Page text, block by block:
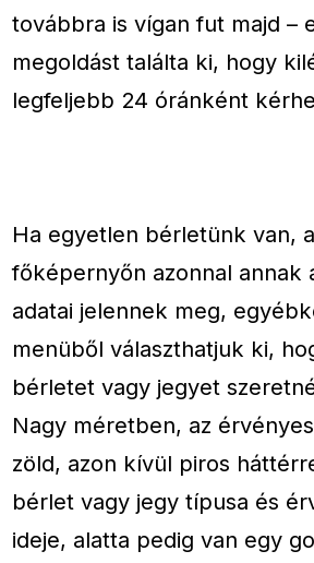
továbbra is vígan fut majd –
megoldást találta ki, hogy
legfeljebb 24 óránként
Ha egyetlen bérletünk van,
főképernyőn azonnal annak
adatai jelennek meg,
menüből választhatjuk ki,
bérletet vagy jegyet
Nagy méretben, az
zöld, azon kívül piros
bérlet vagy jegy típusa és
ideje, alatta pedig van egy